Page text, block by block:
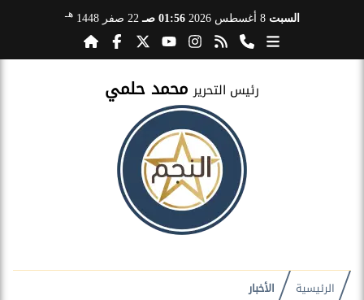
السبت 8 أغسطس 2026 01:56 صـ 22 صفر 1448 هـ
رئيس التحرير محمد حلمي
الرئيسية الأخبار